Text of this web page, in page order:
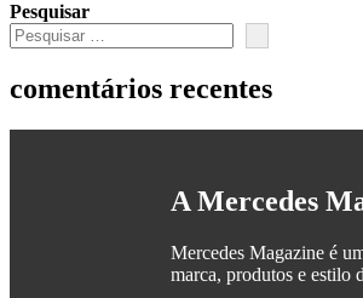
Pesquisar
comentários recentes
A Mercedes
Mercedes Magazine é
marca, produtos e estilo